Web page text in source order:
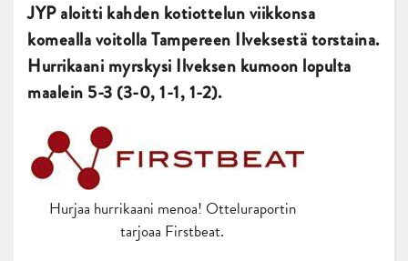
JYP aloitti kahden kotiottelun viikkonsa
komealla voitolla Tampereen Ilveksestä torstaina.
Hurrikaani myrskysi Ilveksen kumoon lopulta
maalein 5-3 (3-0, 1-1, 1-2).
Hurjaa hurrikaani menoa! Otteluraportin
tarjoaa Firstbeat.